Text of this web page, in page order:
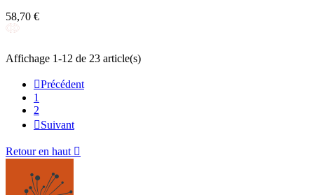
58,70 €
Affichage 1-12 de 23 article(s)
Précédent
1
2
Suivant
Retour en haut 